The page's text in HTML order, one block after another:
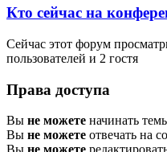
Кто сейчас на
Сейчас этот форум
пользователей и 2 гостя
Права доступа
Вы не можете начинать
Вы не можете отвечать на